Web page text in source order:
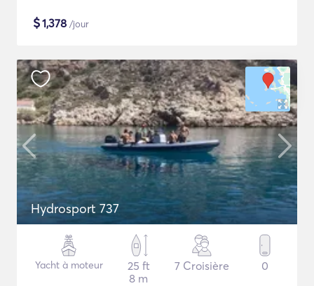
$1,378 /jour
Hydrosport 737
Yacht à moteur
25 ft
8 m
7 Croisière 0